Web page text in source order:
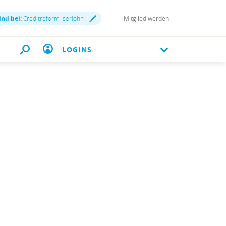
bei:Creditreform Iserlohn Mitglied werden
LOGINS